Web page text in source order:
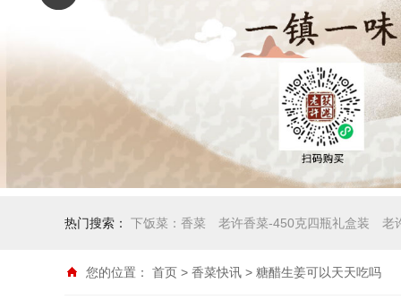
热门搜索： 下饭菜：香菜 老许香菜-450克四瓶礼盒装 老
您的位置： 首页 > 香菜快讯 > 糖醋生姜可以天天吃吗